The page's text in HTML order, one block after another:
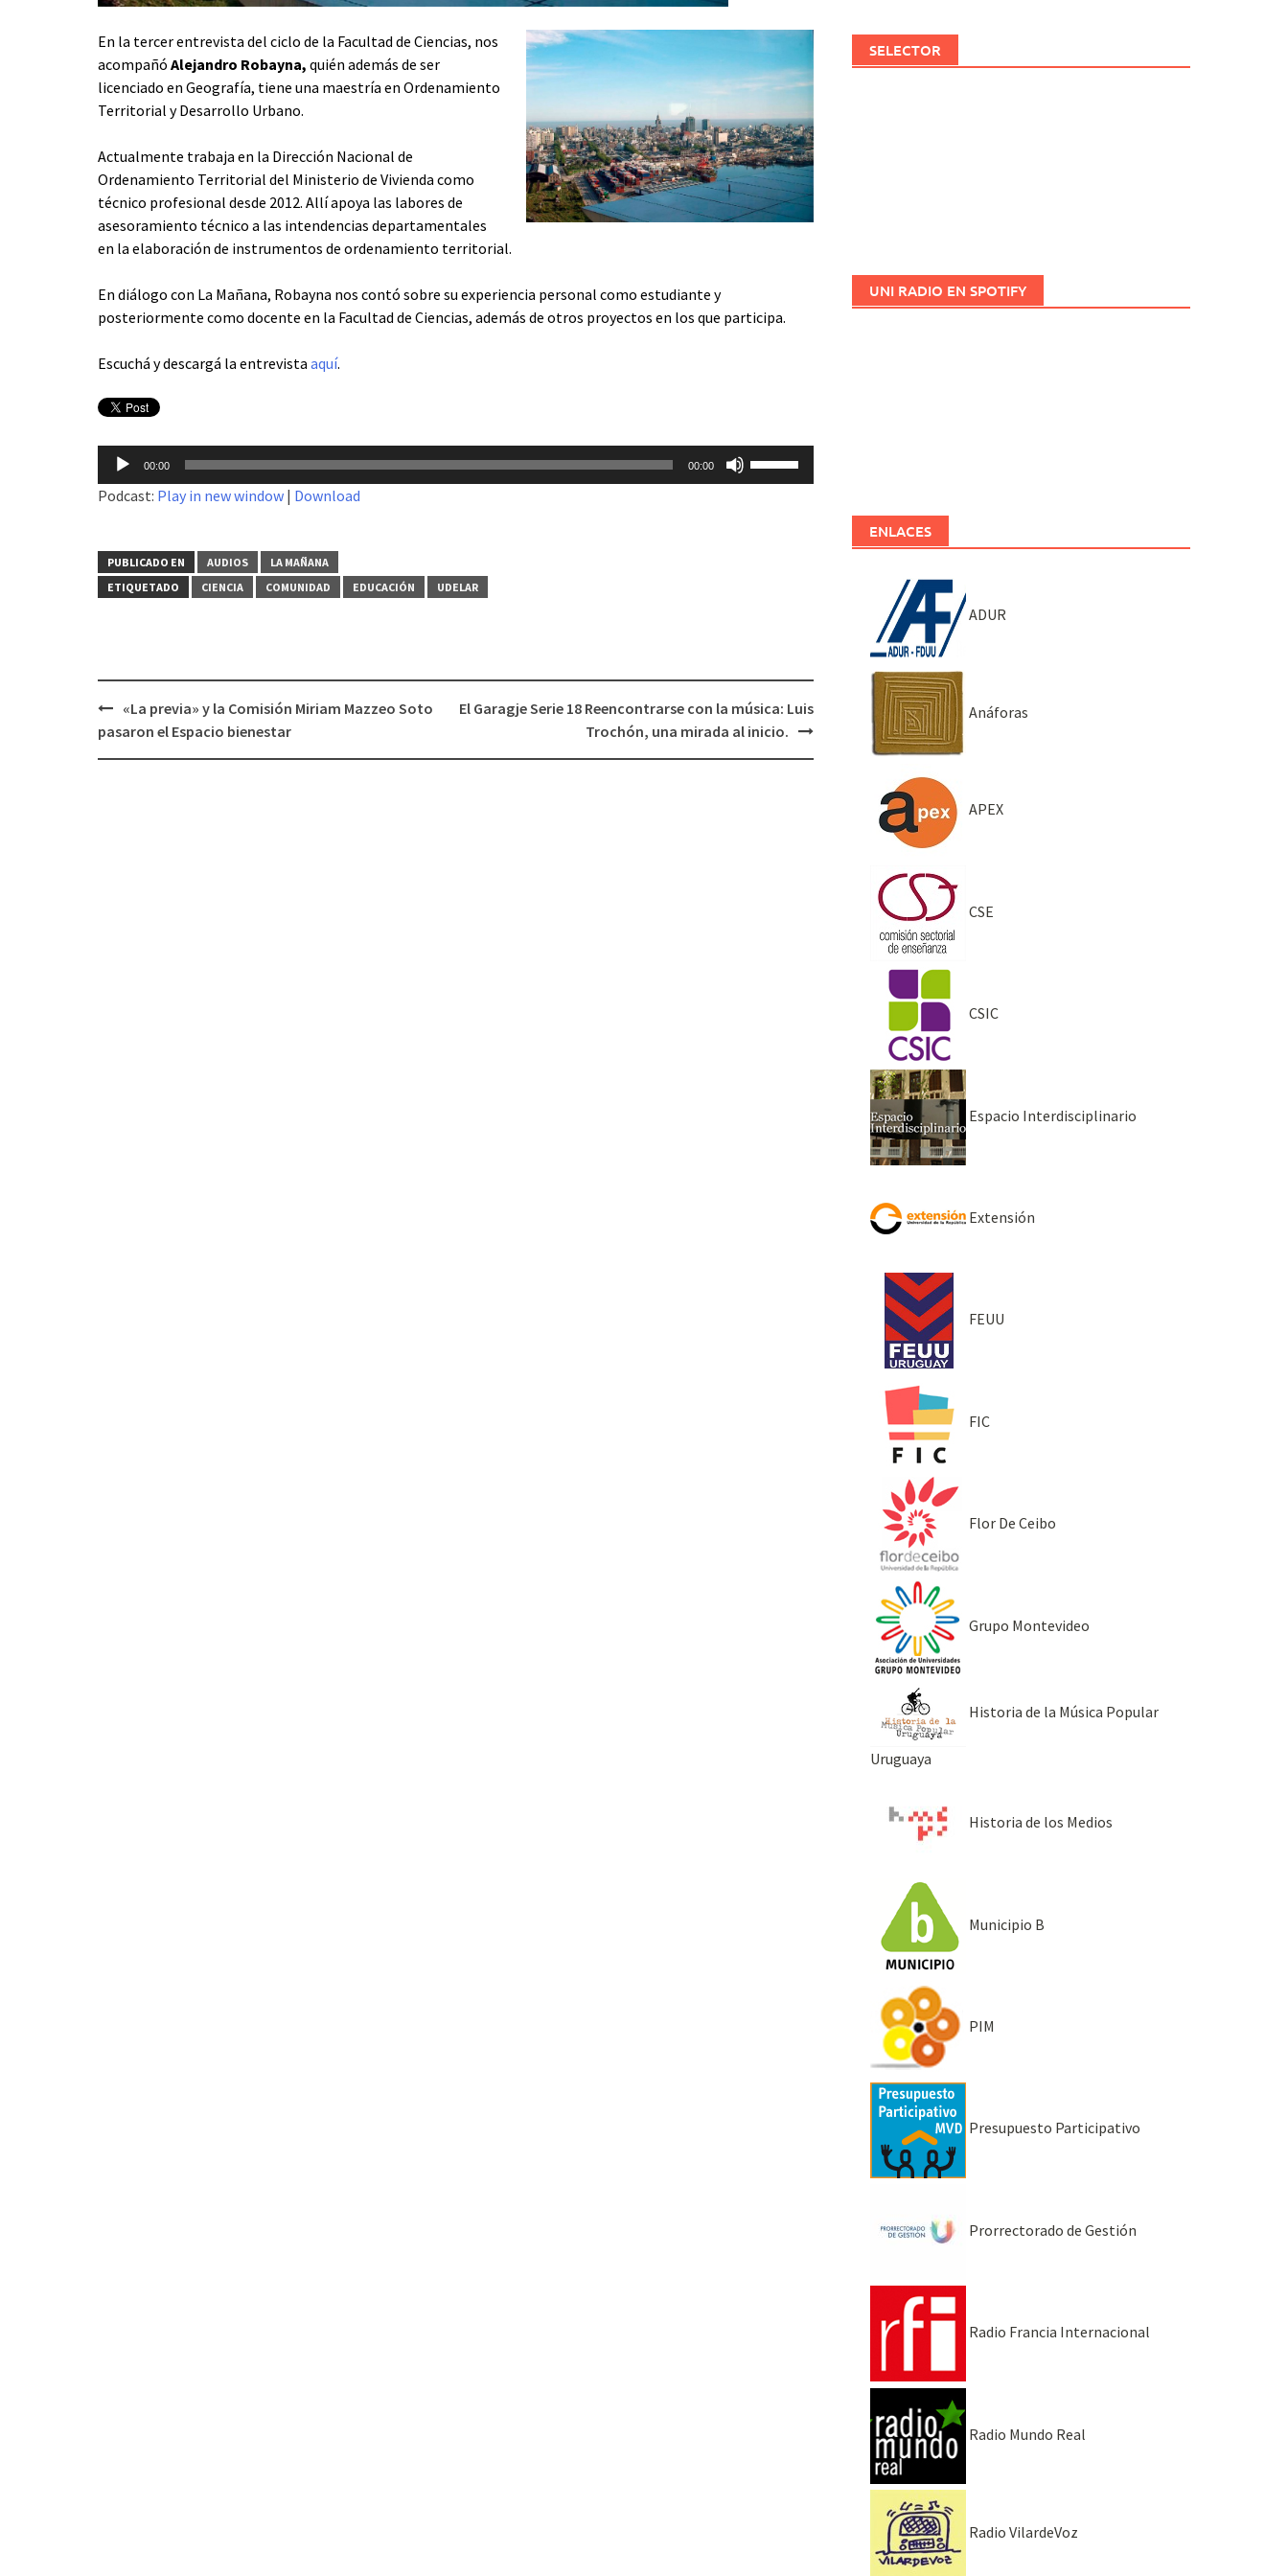
En la tercer entrevista del ciclo de la Facultad de Ciencias, nos
acompañó Alejandro Robayna, quién además de ser
licenciado en Geografía, tiene una maestría en Ordenamiento
Territorial y Desarrollo Urbano.
Actualmente trabaja en la Dirección Nacional de
Ordenamiento Territorial del Ministerio de Vivienda como
técnico profesional desde 2012. Allí apoya las labores de
asesoramiento técnico a las intendencias departamentales
en la elaboración de instrumentos de ordenamiento territorial.
En diálogo con La Mañana, Robayna nos contó sobre su experiencia personal como estudiante y
posteriormente como docente en la Facultad de Ciencias, además de otros proyectos en los que participa.
Escuchá y descargá la entrevista aquí.
Reproductor
de
audio
00:00 00:00
el
volumen.
Podcast: Play in new window | Download
PUBLICADO EN AUDIOS
LA MAÑANA
ETIQUETADO
CIENCIA COMUNIDAD EDUCACIÓN UDELAR
Navegación
de
«La previa» y la Comisión Miriam Mazzeo Soto
pasaron el Espacio bienestar
El Garagje Serie 18 Reencontrarse con la música: Luis
Trochón, una mirada al inicio.
SELECTOR
UNI RADIO EN SPOTIFY
ENLACES
ADUR
Anáforas
APEX
CSE
CSIC
Espacio Interdisciplinario
Extensión
FEUU
FIC
Flor De Ceibo
Grupo Montevideo
Historia de la Música Popular
Uruguaya
Historia de los Medios
Municipio B
PIM
Presupuesto Participativo
Prorrectorado de Gestión
Radio Francia Internacional
Radio Mundo Real
Radio VilardeVoz